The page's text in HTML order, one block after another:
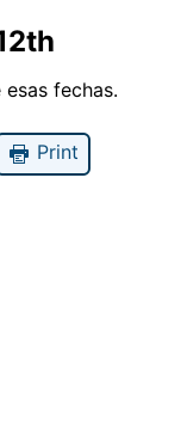
fechas.
Print